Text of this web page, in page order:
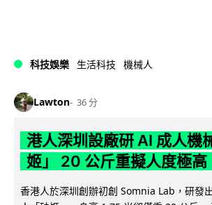
科技娛樂 生活科技 機械人
Lawton 36 分
港人深圳設廠研 AI 成人機
姬」 20 公斤重擬人度極高
香港人於深圳創辦初創 Somnia Lab，研發